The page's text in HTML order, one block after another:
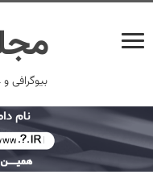
بیوگرافی